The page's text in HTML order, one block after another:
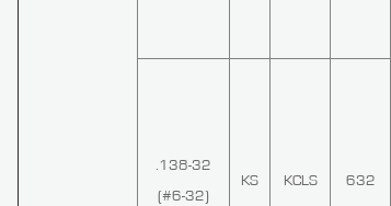
.138-32
(#6-32)
KS KCLS 632